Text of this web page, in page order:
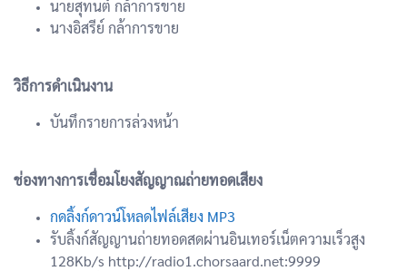
นายสุทนต์ กล้าการขาย
นางอิสรีย์ กล้าการขาย
วิธีการดำเนินงาน
บันทึกรายการล่วงหน้า
ช่องทางการเชื่อมโยงสัญญาณถ่ายทอดเสียง
กดลิ้งก์ดาวน์โหลดไฟล์เสียง MP3
รับลิ้งก์สัญญานถ่ายทอดสดผ่านอินเทอร์เน็ตความเร็วสูง
128Kb/s http://radio1.chorsaard.net:9999